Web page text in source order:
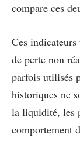
compare ces
Ces
de perte non
parfois utilisés
historiques ne
la liquidité, les
comportement